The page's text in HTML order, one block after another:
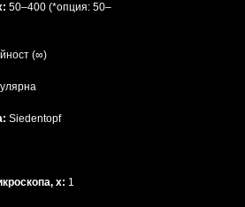
50–400 (*опция: 50–
(∞)
Siedentopf
x: 1